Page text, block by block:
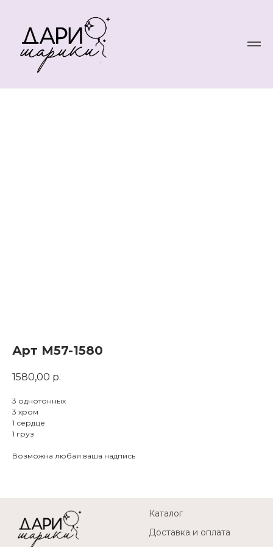
Арт M57-1580
1580,00 р.
3 однотонных
3 хром
1 сердце
1 груз
Возможна любая ваша надпись
Каталог
Доставка и оплата